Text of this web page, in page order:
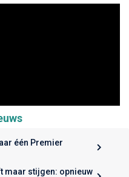
één Premier
maar stijgen: opnieuw